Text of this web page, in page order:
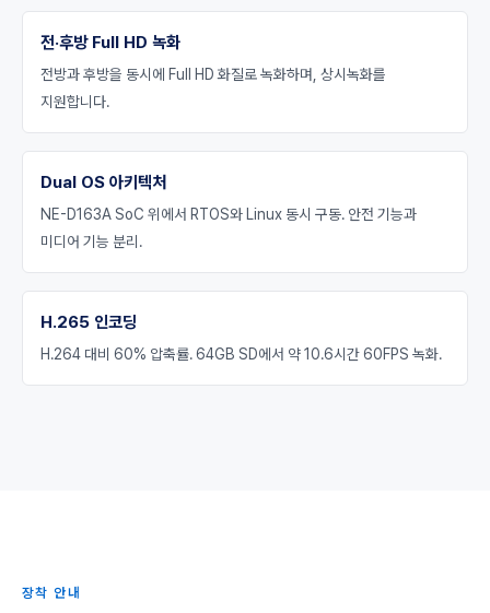
전·후방 Full HD 녹화
전방과 후방을 동시에 Full HD 화질로 녹화하며, 상시녹화를
지원합니다.
Dual OS 아키텍처
NE-D163A SoC 위에서 RTOS와 Linux 동시 구동. 안전 기능과
미디어 기능 분리.
H.265 인코딩
H.264 대비 60% 압축률. 64GB SD에서 약 10.6시간 60FPS 녹화.
장착 안내